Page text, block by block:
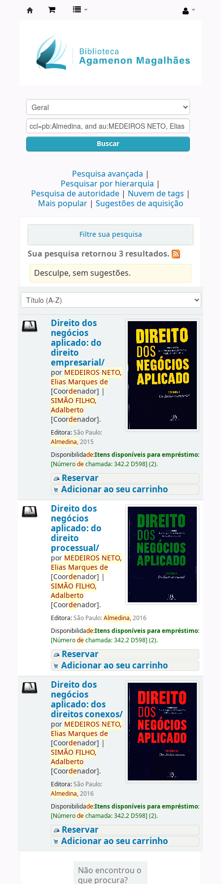
Agamenon
Magalhães
Buscar
Pesquisa avançada
Pesquisar por hierarquia
Pesquisa de autoridade
Nuvem de tags
Mais popular
Sugestões de aquisição
Filtre sua pesquisa
Sua pesquisa retornou 3 resultados.
Desculpe, sem sugestões.
Direito dos
negócios
aplicado: do
direito
empresarial/
por MEDEIROS NETO,
Elias Marques de
[Coordenador] |
SIMÃO FILHO,
Adalberto
[Coordenador].
Editora:São Paulo:
Almedina,2015
Disponibilidade:Itens disponíveis para empréstimo:
[Númerodechamada:342.2 D598] (2).
Reservar
Adicionar ao seu carrinho
Direito dos
negócios
aplicado: do
direito
processual/
por MEDEIROS NETO,
Elias Marques de
[Coordenador] |
SIMÃO FILHO,
Adalberto
[Coordenador].
Editora:São Paulo:Almedina,2016
Disponibilidade:Itens disponíveis para empréstimo:
[Númerodechamada:342.2 D598] (2).
Reservar
Adicionar ao seu carrinho
Direito dos
negócios
aplicado: dos
direitos conexos/
por MEDEIROS NETO,
Elias Marques de
[Coordenador] |
SIMÃO FILHO,
Adalberto
[Coordenador].
Editora:São Paulo:
Almedina,2016
Disponibilidade:Itens disponíveis para empréstimo:
[Númerodechamada:342.2 D598] (2).
Reservar
Adicionar ao seu carrinho
Não encontrou o
que procura?